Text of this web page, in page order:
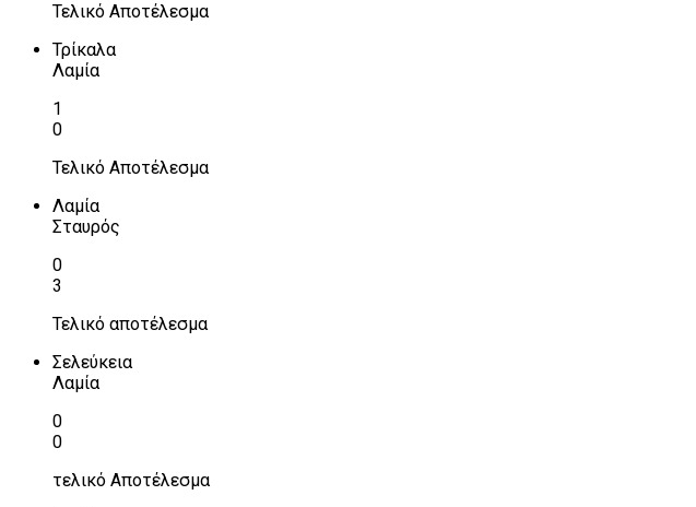
Τελικό Αποτέλεσμα
Τρίκαλα
Λαμία
1
0
Τελικό Αποτέλεσμα
Λαμία
Σταυρός
0
3
Τελικό αποτέλεσμα
Σελεύκεια
Λαμία
0
0
τελικό Αποτέλεσμα